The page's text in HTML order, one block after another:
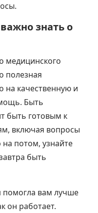
знать о
медицинского
полезная
на качественную и
Быть
быть готовым к
включая вопросы
на потом, узнайте
быть
помогла вам лучше
он работает.